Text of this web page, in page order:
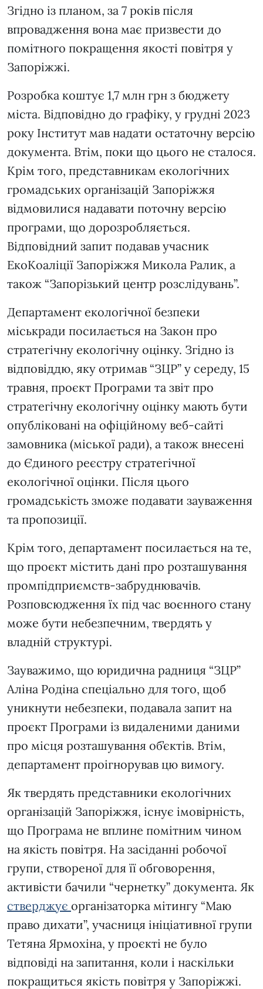
Згідно із планом, за 7 років після
впровадження вона має призвести до
помітного покращення якості повітря у
Запоріжжі.
Розробка коштує 1,7 млн грн з бюджету
міста. Відповідно до графіку, у грудні 2023
року Інститут мав надати остаточну версію
документа. Втім, поки що цього не сталося.
Крім того, представникам екологічних
громадських організацій Запоріжжя
відмовилися надавати поточну версію
програми, що дорозробляється.
Відповідний запит подавав учасник
ЕкоКоаліції Запоріжжя Микола Ралик, а
також “Запорізький центр розслідувань”.
Департамент екологічної безпеки
міськради посилається на Закон про
стратегічну екологічну оцінку. Згідно із
відповіддю, яку отримав “ЗЦР” у середу, 15
травня, проєкт Програми та звіт про
стратегічну екологічну оцінку мають бути
опубліковані на офіційному веб-сайті
замовника (міської ради), а також внесені
до Єдиного реєстру стратегічної
екологічної оцінки. Після цього
громадськість зможе подавати зауваження
та пропозиції.
Крім того, департамент посилається на те,
що проєкт містить дані про розташування
промпідприємств-забруднювачів.
Розповсюдження їх під час воєнного стану
може бути небезпечним, твердять у
владній структурі.
Зауважимо, що юридична радниця “ЗЦР”
Аліна Родіна спеціально для того, щоб
уникнути небезпеки, подавала запит на
проєкт Програми із видаленими даними
про місця розташування об’єктів. Втім,
департамент проігнорував цю вимогу.
Як твердять представники екологічних
організацій Запоріжжя, існує імовірність,
що Програма не вплине помітним чином
на якість повітря. На засіданні робочої
групи, створеної для її обговорення,
активісти бачили “чернетку” документа. Як
стверджує організаторка мітингу “Маю
право дихати”, учасниця ініціативної групи
Тетяна Ярмохіна, у проєкті не було
відповіді на запитання, коли і наскільки
покращиться якість повітря у Запоріжжі.